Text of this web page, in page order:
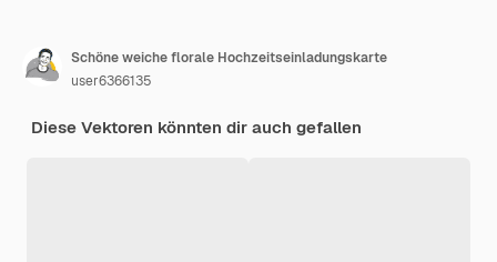
Schöne weiche florale Hochzeitseinladungskarte
user6366135
Diese Vektoren könnten dir auch gefallen